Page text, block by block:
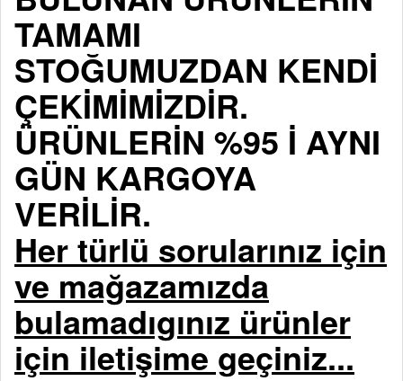
TAMAMI
STOĞUMUZDAN KENDİ
ÇEKİMİMİZDİR.
ÜRÜNLERİN %95 İ AYNI
GÜN KARGOYA
VERİLİR.
Her türlü sorularınız için
ve mağazamızda
bulamadıgınız ürünler
için iletişime geçiniz...